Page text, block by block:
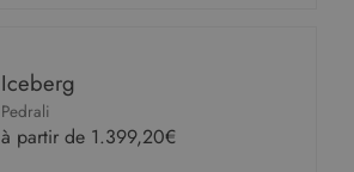
Iceberg
Pedrali
à partir de 1.399,20€